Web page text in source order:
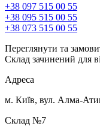
+38 097 515 00 55
+38 095 515 00 55
+38 073 515 00 55
Переглянути та
Склад зачинений для
Адреса
м. Київ, вул. Алма-
Склад №7